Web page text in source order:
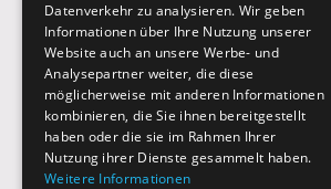
Datenverkehr zu analysieren. Wir geben
Informationen über Ihre Nutzung unserer
Website auch an unsere Werbe- und
Analysepartner weiter, die diese
möglicherweise mit anderen Informationen
kombinieren, die Sie ihnen bereitgestellt
haben oder die sie im Rahmen Ihrer
Nutzung ihrer Dienste gesammelt haben.
Weitere Informationen